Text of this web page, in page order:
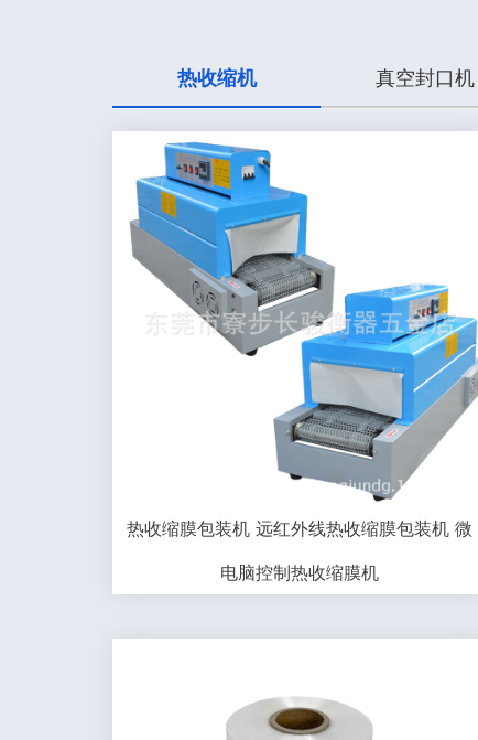
热收缩机 真空封口机
热收缩膜包装机 远红外线热收缩膜包装机 微
电脑控制热收缩膜机